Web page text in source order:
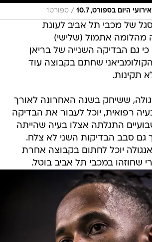
היום בספורט, 10.7 / ספורט1
של מכבי תל אביב לעונת
קיבלה מהלומה אתמול (שלישי)
כי גם הבדיקה השנייה של בריאן
שחתם בקבוצה עוד
תקינות.
ששיחק בשנה האחרונה לאורך
רפואית, יוכל לעבור את הבדיקה
התגלתה אצלו בעיה שהייתה
גם סבב הבדיקות השני לא צלח.
יוכל לחתום בקבוצה אחרת
שחוזהו במכבי תל אביב בוטל.